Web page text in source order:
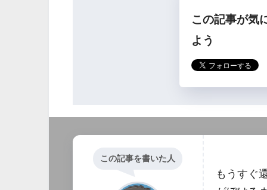
ら
この記事が気
よう
この記事を書いた人
もうすぐ